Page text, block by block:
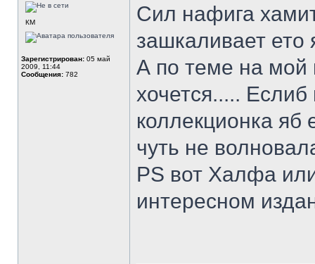
КМ
Зарегистрирован: 05 май
2009, 11:44
Сообщения: 782
Сил нафига
зашкаливает ето
А по теме на мой
хочется.....
коллекционка яб
чуть не
PS вот Халфа
интересном